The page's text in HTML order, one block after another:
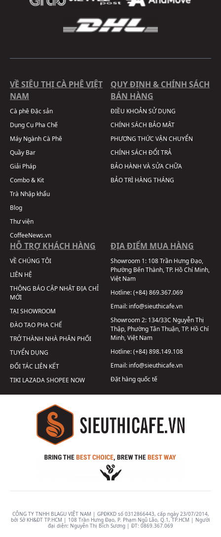
VỀ SIÊU THỊ CÀ PHÊ VIỆT
NAM
Cà phê Đặc sản
Dụng Cụ Pha Chế
Máy Ngành Cà Phê
Quầy Bar
Giải Pháp
Combo & Kit
Trà Nhập khẩu
Blog
Thư viện
CoffeeNews.vn
QUY ĐỊNH & CHÍNH SÁCH
BÁN HÀNG
ĐIỀU KHOẢN SỬ DỤNG
CHÍNH SÁCH BẢO MẬT
PHƯƠNG THỨC VẬN CHUYỂN
CHÍNH SÁCH ĐỔI TRẢ
BẢO HÀNH VÀ SỬA CHỮA
BẢO TRÌ HÀNG THÁNG
HỖ TRỢ KHÁCH HÀNG
VỀ CHÚNG TÔI
LIÊN HỆ
THÔNG BÁO CẬP NHẬT ĐỊA CHỈ
MỚI
TẠI SHOWROOM
ĐÀO TẠO PHA CHẾ
TRỞ THÀNH NHÀ PHÂN PHỐI
TUYỂN DỤNG
ĐỐI TÁC LIÊN KẾT
TIKI LAZADASHOPEE NOW
ĐỊA ĐIỂM MUA HÀNG
Showroom 1: 108 Trần Hưng Đạo,
Phường Bến Thành, TP. Hồ Chí Minh,
Việt Nam
Hotline:(+84) 869.367.069
Email: info@sieuthicafe.vn
Showroom 2: 134/33C Nguyễn Thị
Thập, Phường Tân Thuận, TP. Hồ Chí
Minh, Việt Nam
Hotline:(+84) 898.149.108
Email: info@sieuthicafe.vn
Đặt hàng quốc tế
CÔNG TY TNHH BLAGU VIỆT NAM | GPĐKKD số 0312866443, cấp ngày 23/07/2014,
bởi Sở KH&ĐT TP.HCM | 108 Trần Hưng Đạo, P. Phạm Ngũ Lão, Q.1, TP.HCM | Người
đại diện: Nguyễn Thị Bích Sương | ĐT: 0869.367.069